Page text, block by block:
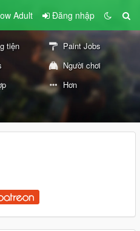
Adult Đăng nhập
tiện
Paint Jobs
Người chơi
Hơn